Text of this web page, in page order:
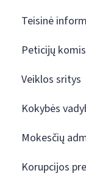
Teisinė
Peticijų
Veiklos sritys
Kokybės
Mokesčių
Korupcijos